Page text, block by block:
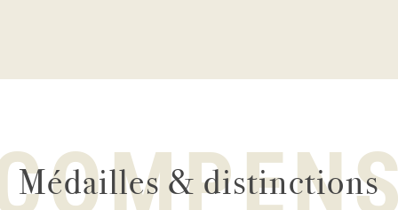
Médailles & distinctions